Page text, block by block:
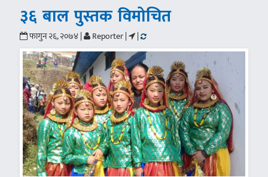
३६ बाल पुस्तक विमोचित
फागुन २६, २०७४ | Reporter | |